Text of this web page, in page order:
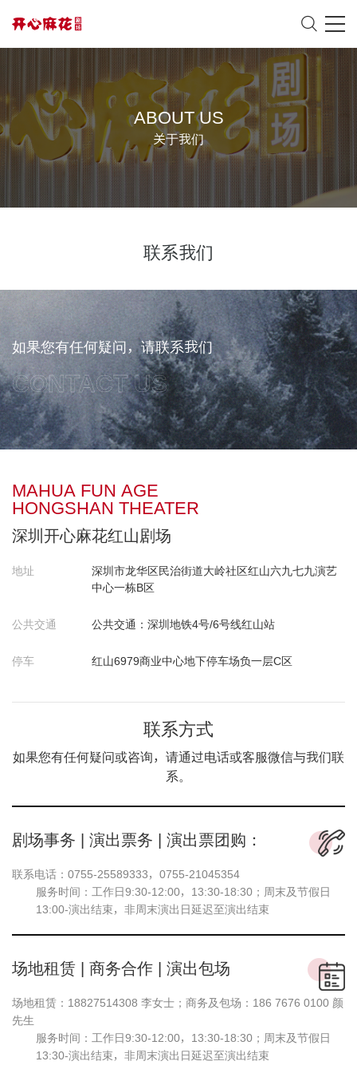
ABOUT US
关于我们
联系我们
如果您有任何疑问，请联系我们
CONTACT US
MAHUA FUN AGE
HONGSHAN THEATER
深圳开心麻花红山剧场
地址
深圳市龙华区民治街道大岭社区红山六九七九演艺
中心一栋B区
公共交通 公共交通：深圳地铁4号/6号线红山站
停车 红山6979商业中心地下停车场负一层C区
联系方式
如果您有任何疑问或咨询，请通过电话或客服微信与我们联
系。
剧场事务 | 演出票务 | 演出票团购：
联系电话：0755-25589333，0755-21045354
服务时间：工作日9:30-12:00，13:30-18:30；周末及节假日
13:00-演出结束，非周末演出日延迟至演出结束
场地租赁 | 商务合作 | 演出包场
场地租赁：18827514308 李女士；商务及包场：186 7676 0100 颜
先生
服务时间：工作日9:30-12:00，13:30-18:30；周末及节假日
13:30-演出结束，非周末演出日延迟至演出结束